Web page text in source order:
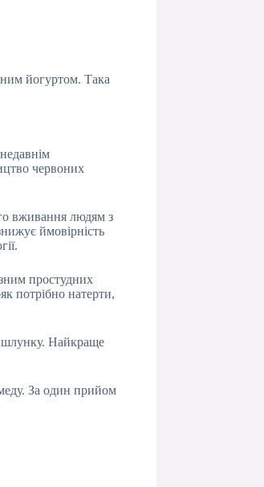
йогуртом. Така
червоних
вживання людям з
ймовірність
простудних
потрібно натерти,
шлунку. Найкраще
За один прийом